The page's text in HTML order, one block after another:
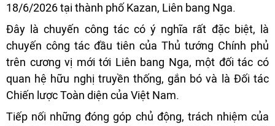
18/6/2026 tại thành phố Kazan, Liên bang Nga.
Đây là chuyến công tác có ý nghĩa rất đặc biệt, là
chuyến công tác đầu tiên của Thủ tướng Chính phủ
trên cương vị mới tới Liên bang Nga, một đối tác có
quan hệ hữu nghị truyền thống, gắn bó và là Đối tác
Chiến lược Toàn diện của Việt Nam.
Tiếp nối những đóng góp chủ động, trách nhiệm của